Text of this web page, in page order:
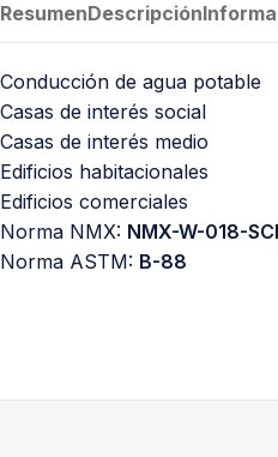
ResumenDescripción
Conducción de agua potable
Casas de interés social
Casas de interés medio
Edificios habitacionales
Edificios comerciales
Norma NMX: NMX-W-018-
Norma ASTM: B-88